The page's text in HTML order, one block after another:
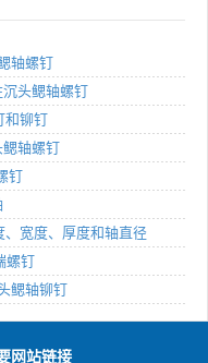
轴螺钉
头鳃轴螺钉
和铆钉
轴螺钉
钉
宽度、厚度和轴直径
螺钉
鳃轴铆钉
网站链接